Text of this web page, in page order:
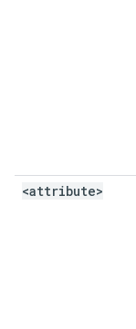
<attribute>